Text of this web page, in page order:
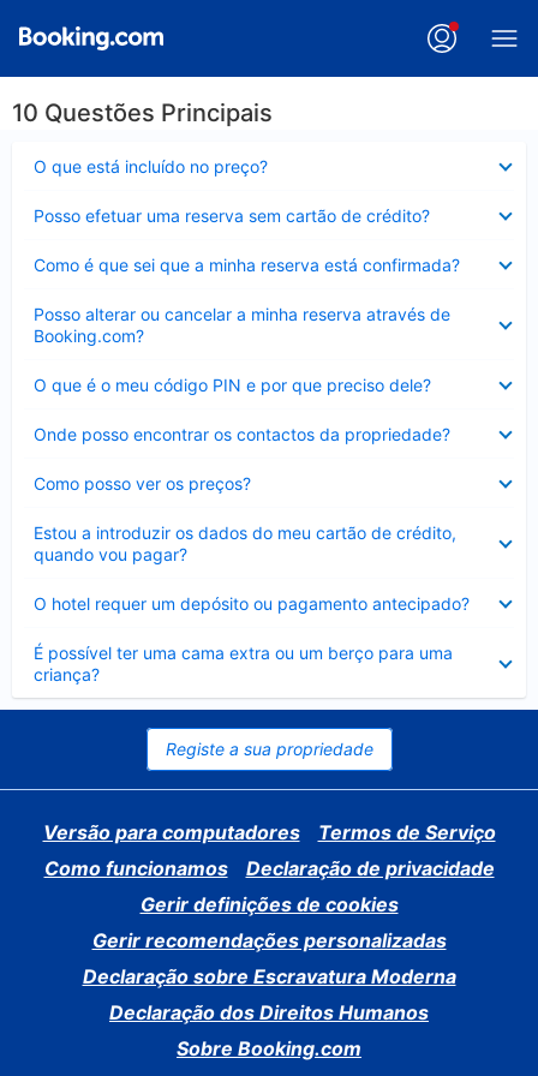
10 Questões Principais
O que está incluído no preço?
fechado
Posso efetuar uma reserva sem cartão de crédito?
fechado
Como é que sei que a minha reserva está confirmada?
fechado
Posso alterar ou cancelar a minha reserva através de
Booking.com?
fechado
O que é o meu código PIN e por que preciso dele?
fechado
Onde posso encontrar os contactos da propriedade?
fechado
Como posso ver os preços?
fechado
Estou a introduzir os dados do meu cartão de crédito,
quando vou pagar?
fechado
O hotel requer um depósito ou pagamento antecipado?
fechado
É possível ter uma cama extra ou um berço para uma
criança?
Elemento
fechado
Registe a sua propriedade
Versão para computadores
Termos de Serviço
Como funcionamos
Declaração de privacidade
Gerir definições de cookies
Gerir recomendações personalizadas
Declaração sobre Escravatura Moderna
Declaração dos Direitos Humanos
Sobre Booking.com